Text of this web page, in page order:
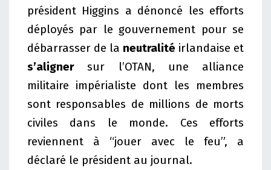
président Higgins a dénoncé les efforts
déployés par le gouvernement pour se
débarrasser de la neutralité irlandaise et
s’alignersur l’OTAN, une alliance
militaire impérialiste dont les membres
sont responsables de millions de morts
civiles dans le monde. Ces efforts
reviennent à “jouer avec le feu”, a
déclaré le président au journal.